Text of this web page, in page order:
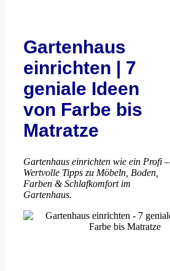
Gartenhaus
einrichten | 7
geniale Ideen
von Farbe bis
Matratze
Gartenhaus einrichten wie ein Profi –
Wertvolle Tipps zu Möbeln, Boden,
Farben & Schlafkomfort im
Gartenhaus.